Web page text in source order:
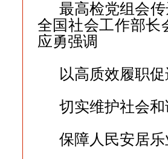
最高检党组会
全国社会工作部长
应勇强调
以高质效履职
切实维护社会和
保障人民安居乐